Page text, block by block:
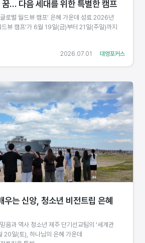
대영포커스
2026.07.01
… 다음 세대를 위한 특별한 캠프
로벌 월드뷰 캠프’ 은혜 가운데 성료 2026년
뷰 캠프’가 6월 19일(금)부터 21일(주일)까지
우는 신앙, 청소년 비전트립 은혜
음과 역사 청소년 제주 단기선교팀의 ‘세계관
20일(토), 하나님의 은혜 가운데